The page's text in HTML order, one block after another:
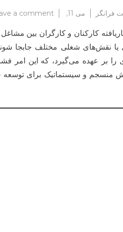
فرانگر می 11, 2026 a comment
کارکنان و کارگران بین
یا نقش‌های شغلی مختلف جابجا
را بر عهده می‌گیرد، که این امر
منسجم و سیستماتیک برای